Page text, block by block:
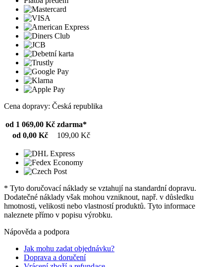
Cena dopravy: Česká republika
od 1 069,00 Kč zdarma*
od 0,00 Kč
109,00 Kč
* Tyto doručovací náklady se vztahují na standardní dopravu.
Dodatečné náklady však mohou vzniknout, např. v důsledku
hmotnosti, velikosti nebo vlastností produktů. Tyto informace
naleznete přímo v popisu výrobku.
Nápověda a podpora
Jak mohu zadat objednávku?
Doprava a doručení